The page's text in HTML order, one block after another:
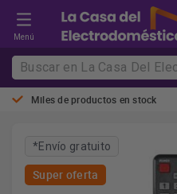
Menú
Miles de productos en stock
*Envío gratuito
Super oferta